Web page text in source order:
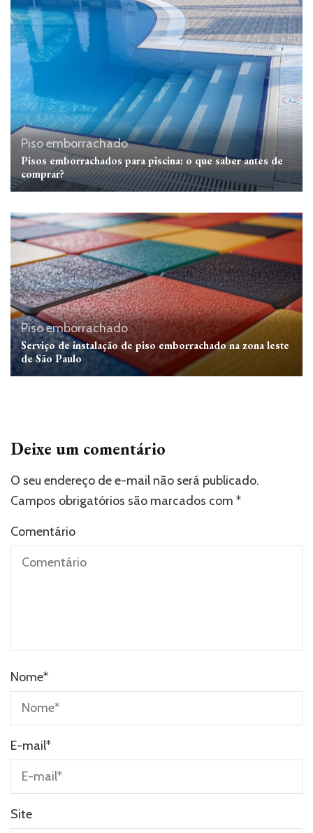
Piso emborrachado
Pisos emborrachados para piscina: o que saber antes de
comprar?
Piso emborrachado
Serviço de instalação de piso emborrachado na zona leste
de São Paulo
Deixe um comentário
O seu endereço de e-mail não será publicado.
Campos obrigatórios são marcados com *
Comentário
Nome*
E-mail*
Site